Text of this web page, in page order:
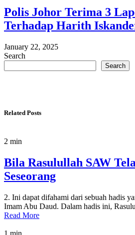
Polis Johor Terima 3
Terhadap Harith
January 22, 2025
Search
Search
Related Posts
2 min
Bila Rasulullah SAW
Seseorang
2. Ini dapat difahami dari sebuah hadis
Imam Abu Daud. Dalam hadis ini,
Read More